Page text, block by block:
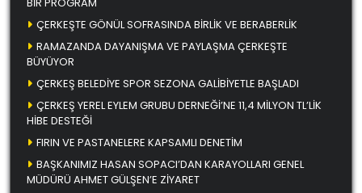
ÇERKEŞTE GÖNÜL SOFRASINDA BİRLİK VE BERABERLİK
RAMAZANDA DAYANIŞMA VE PAYLAŞMA ÇERKEŞTE
BÜYÜYOR
ÇERKEŞ BELEDİYE SPOR SEZONA GALİBİYETLE BAŞLADI
ÇERKEŞ YEREL EYLEM GRUBU DERNEĞİ’NE 11,4 MİLYON TL’LİK
HİBE DESTEĞİ
FIRIN VE PASTANELERE KAPSAMLI DENETİM
BAŞKANIMIZ HASAN SOPACI’DAN KARAYOLLARI GENEL
MÜDÜRÜ AHMET GÜLŞEN’E ZİYARET